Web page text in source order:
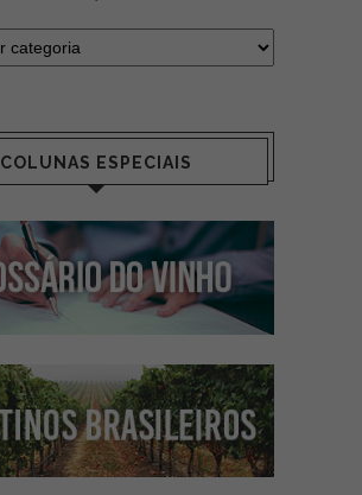
COLUNAS ESPECIAIS